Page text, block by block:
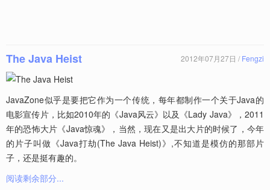
The Java Heist 2012年07月27日 / Fengzi
JavaZone似乎是要把它作为一个传统，每年都制作一个关于Java的
电影宣传片，比如2010年的《Java风云》以及《Lady Java》，2011
年的恐怖大片《Java惊魂》，当然，现在又是出大片的时候了，今年
的片子叫做《Java打劫(The Java Heist)》,不知道是模仿的那部片
子，还是挺有趣的。
阅读剩余部分...